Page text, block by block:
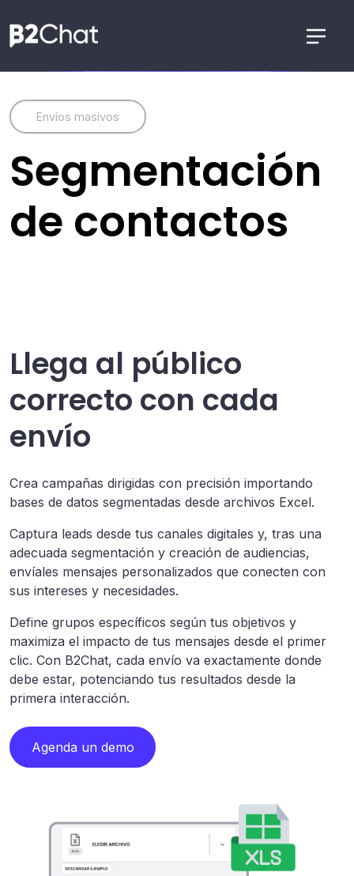
Envíos masivos
Segmentación
de contactos
Llega al público
correcto con cada
envío
Crea campañas dirigidas con precisión importando
bases de datos segmentadas desde archivos Excel.
Captura leads desde tus canales digitales y, tras una
adecuada segmentación y creación de audiencias,
envíales mensajes personalizados que conecten con
sus intereses y necesidades.
Define grupos específicos según tus objetivos y
maximiza el impacto de tus mensajes desde el primer
clic. Con B2Chat, cada envío va exactamente donde
debe estar, potenciando tus resultados desde la
primera interacción.
Agenda un demo